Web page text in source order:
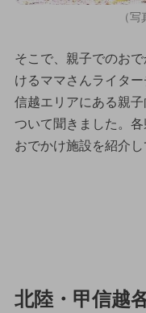
（
そこで、親子でのお
けるママさんライタ
信越エリアにある親
ついて聞きました。
おでかけ施設を紹介し
北陸・甲信越